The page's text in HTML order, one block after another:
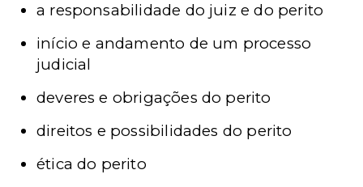
a responsabilidade do juiz e do perito
início e andamento de um processo
judicial
deveres e obrigações do perito
direitos e possibilidades do perito
ética do perito